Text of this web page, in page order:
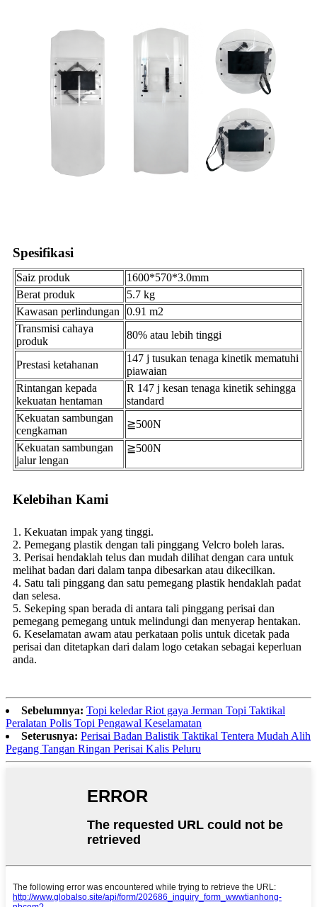
Spesifikasi
Saiz produk
1600*570*3.0mm
Berat produk
5.7 kg
Kawasan perlindungan
0.91 m2
Transmisi cahaya
produk
80% atau lebih tinggi
Prestasi ketahanan
147 j tusukan tenaga kinetik mematuhi
piawaian
Rintangan kepada
kekuatan hentaman
R 147 j kesan tenaga kinetik sehingga
standard
Kekuatan sambungan
cengkaman
≧500N
Kekuatan sambungan
jalur lengan
≧500N
Kelebihan Kami
1. Kekuatan impak yang tinggi.
2. Pemegang plastik dengan tali pinggang Velcro boleh laras.
3. Perisai hendaklah telus dan mudah dilihat dengan cara untuk
melihat badan dari dalam tanpa dibesarkan atau dikecilkan.
4. Satu tali pinggang dan satu pemegang plastik hendaklah padat
dan selesa.
5. Sekeping span berada di antara tali pinggang perisai dan
pemegang pemegang untuk melindungi dan menyerap hentakan.
6. Keselamatan awam atau perkataan polis untuk dicetak pada
perisai dan ditetapkan dari dalam logo cetakan sebagai keperluan
anda.
Sebelumnya: Topi keledar Riot gaya Jerman Topi Taktikal
Peralatan Polis Topi Pengawal Keselamatan
Seterusnya: Perisai Badan Balistik Taktikal Tentera Mudah Alih
Pegang Tangan Ringan Perisai Kalis Peluru